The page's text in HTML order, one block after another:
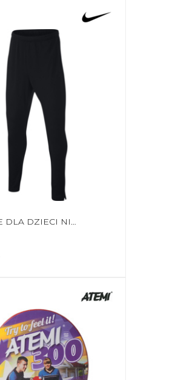
SPODNIE DLA DZIECI NIKE DRI-FIT ACADEMY PANT JUNIOR CZARNE AO0745 011